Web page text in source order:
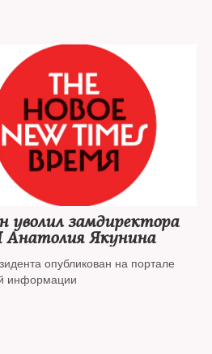
уволил замдиректора
Якунина
опубликован на портале
информации